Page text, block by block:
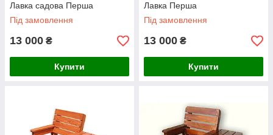
Лавка садова Перша
Під замовлення
13 000 ₴
Купити
Лавка Перша
Під замовлення
13 000 ₴
Купити